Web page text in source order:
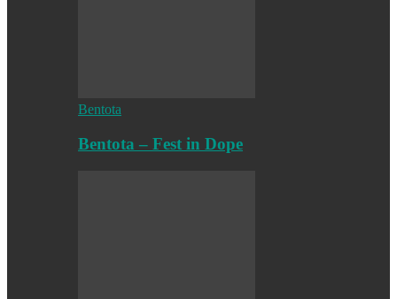
Bentota
Bentota – Fest in Dope